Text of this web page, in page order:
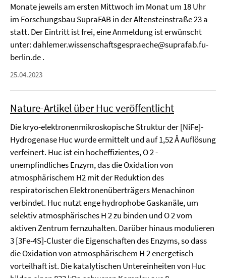
Monate jeweils am ersten Mittwoch im Monat um 18 Uhr
im Forschungsbau SupraFAB in der Altensteinstraße 23 a
statt. Der Eintritt ist frei, eine Anmeldung ist erwünscht
unter: dahlemer.wissenschaftsgespraeche@suprafab.fu-
berlin.de .
25.04.2023
Nature-Artikel über Huc veröffentlicht
Die kryo-elektronenmikroskopische Struktur der [NiFe]-
Hydrogenase Huc wurde ermittelt und auf 1,52 Å Auflösung
verfeinert. Huc ist ein hocheffizientes, O 2 -
unempfindliches Enzym, das die Oxidation von
atmosphärischem H2 mit der Reduktion des
respiratorischen Elektronenüberträgers Menachinon
verbindet. Huc nutzt enge hydrophobe Gaskanäle, um
selektiv atmosphärisches H 2 zu binden und O 2 vom
aktiven Zentrum fernzuhalten. Darüber hinaus modulieren
3 [3Fe-4S]-Cluster die Eigenschaften des Enzyms, so dass
die Oxidation von atmosphärischem H 2 energetisch
vorteilhaft ist. Die katalytischen Untereinheiten von Huc